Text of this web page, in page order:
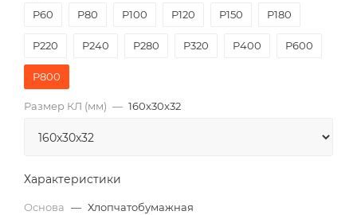
P60
P80 P100 P120 P150 P180
P220 P240 P280 P320 P400 P600
P800
Размер КЛ (мм) — 160x30x32
Характеристики
Основа — Хлопчатобумажная